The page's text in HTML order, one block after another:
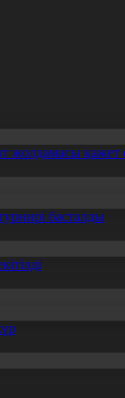
жолдамасы қажет
басталды